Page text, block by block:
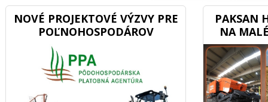
NOVÉ PROJEKTOVÉ VÝZVY PRE
POĽNOHOSPODÁROV
PAKSAN
NA